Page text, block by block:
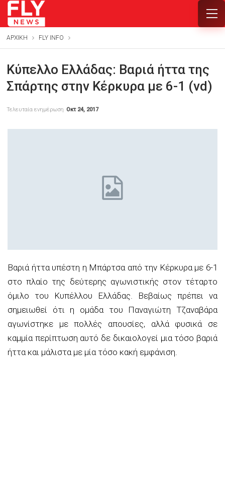
ΑΡΧΙΚΗ FLY INFO
Κύπελλο Ελλάδας: Βαριά ήττα της
Σπάρτης στην Κέρκυρα με 6-1 (vd)
Τελευταία ενημέρωση Οκτ 24, 2017
Βαριά ήττα υπέστη η Μπάρτσα από την Κέρκυρα με 6-1
στο πλαίο της δεύτερης αγωνιστικής στον τέταρτο
όμιλο του Κυπέλλου Ελλάδας. Βεβαίως πρέπει να
σημειωθεί ότι η ομάδα του Παναγιώτη Τζαναβάρα
αγωνίστηκε με πολλές απουσίες, αλλά φυσικά σε
καμμία περίπτωση αυτό δε δικαιολογεί μια τόσο βαριά
ήττα και μάλιστα με μία τόσο κακή εμφάνιση.